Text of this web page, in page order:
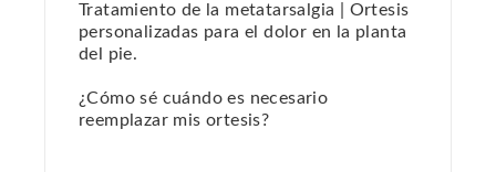
Tratamiento de la metatarsalgia | Ortesis
personalizadas para el dolor en la planta
del pie.
¿Cómo sé cuándo es necesario
reemplazar mis ortesis?